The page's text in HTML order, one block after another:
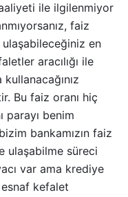
ile ilgilenmiyor
faiz
en
aracılığı ile
Bu faiz oranı hiç
parayı benim
bankamızın faiz
ulaşabilme süreci
var ama krediye
kefalet